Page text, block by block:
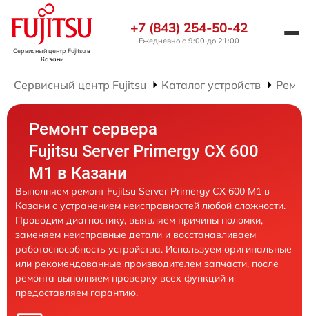
Сервисный центр Fujitsuв
Казани
+7 (843) 254-50-42
Ежедневно с 9:00 до 21:00
Сервисный центр Fujitsu Каталог устройств
Ремонт сервера
Fujitsu Server Primergy CX 600
M1 в Казани
Выполняем ремонт Fujitsu Server Primergy CX 600 M1 в
Казани с устранением неисправностей любой сложности.
Проводим диагностику, выявляем причины поломки,
заменяем неисправные детали и восстанавливаем
работоспособность устройства. Используем оригинальные
или рекомендованные производителем запчасти, после
ремонта выполняем проверку всех функций и
предоставляем гарантию.